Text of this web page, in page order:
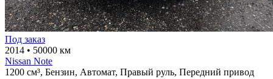
Под заказ
2014 • 50000 км
Nissan Note
1200 см³, Бензин, Автомат, Правый руль, Передний привод